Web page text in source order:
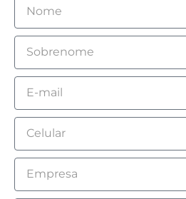
Nome
Sobrenome
Email
Celular
Empresa